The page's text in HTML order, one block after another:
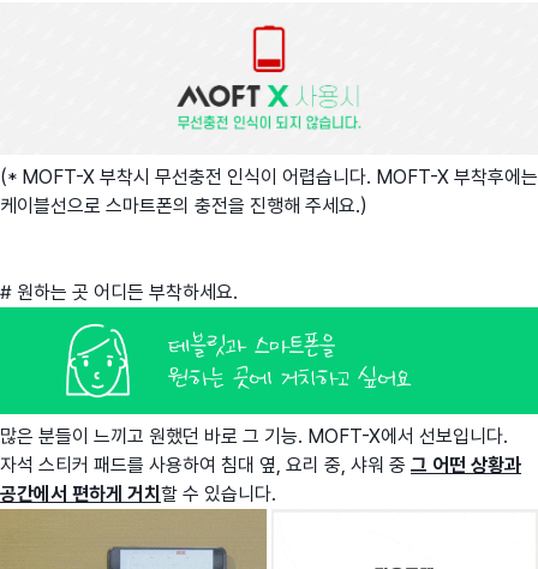
(* MOFT-X 부착시 무선충전 인식이 어렵습니다. MOFT-X 부착후에는
케이블선으로 스마트폰의 충전을 진행해 주세요.)
# 원하는 곳 어디든 부착하세요.
많은 분들이 느끼고 원했던 바로 그 기능. MOFT-X에서 선보입니다.
자석 스티커 패드를 사용하여 침대 옆, 요리 중, 샤워 중 그 어떤 상황과
공간에서 편하게 거치 할 수 있습니다.